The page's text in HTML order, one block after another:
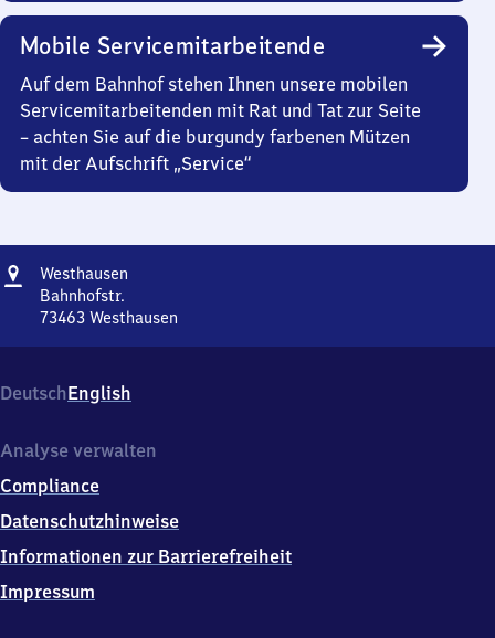
Mobile Servicemitarbeitende
Auf dem Bahnhof stehen Ihnen unsere mobilen
Servicemitarbeitenden mit Rat und Tat zur Seite
– achten Sie auf die burgundy farbenen Mützen
mit der Aufschrift „Service“
Adresse
Westhausen
Bahnhofstr.
73463 Westhausen
7
3
6
Westhausen
DeutschEnglish
Analyse verwalten
Compliance
Datenschutzhinweise
Informationen zur Barrierefreiheit
Impressum